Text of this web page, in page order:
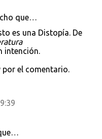
que…
es una Distopía. De
intención.
por el comentario.